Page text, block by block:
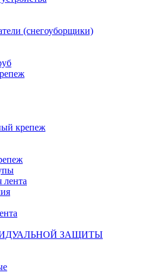
(снегоуборщики)
крепеж
лента
ЗАЩИТЫ